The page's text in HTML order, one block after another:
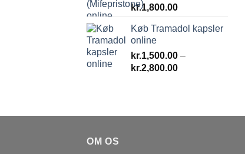
kr.1,800.00
Køb Tramadol kapsler
online
kr.1,500.00 –
kr.2,800.00Prisinterval:
OM OS